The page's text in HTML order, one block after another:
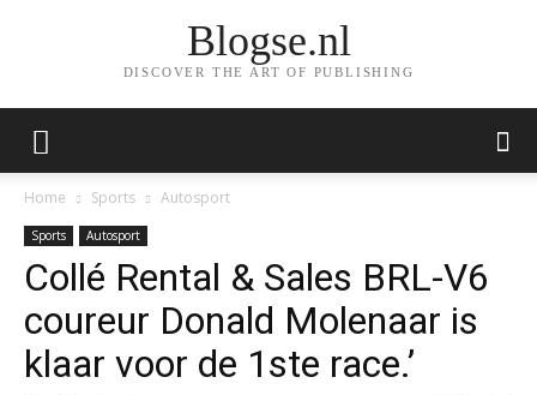
Blogse.nl
DISCOVER THE ART OF PUBLISHING
Home Sports Autosport
Sports Autosport
Collé Rental & Sales BRL-V6
coureur Donald Molenaar is
klaar voor de 1ste race.’